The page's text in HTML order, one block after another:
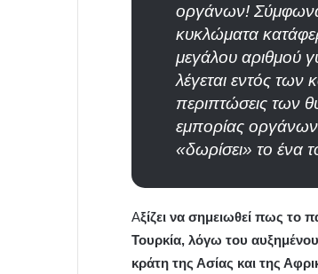
οργάνων! Σύμφωνα
κυκλώματα
μεγάλου αριθμού
λέγεται εντός των
περιπτώσεις των
εμπορίας
«δωρίσει» το ένα
Αξίζει να σημειωθεί πως το
Τουρκία, λόγω του
κράτη της Ασίας και της